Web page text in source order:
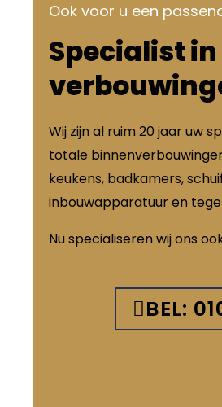
Ook voor u een
Specialist
Wij zijn al ruim 20 jaar uw
totale
keukens, badkamers,
inbouwapparatuur en
Nu specialiseren wij ons
BEL: